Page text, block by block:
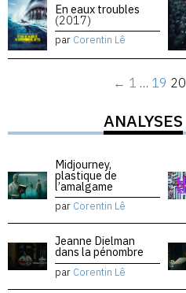
En eaux troubles
(2017)
par Corentin Lê
← 1 … 19 20
ANALYSES
Midjourney,
plastique de
l’amalgame
par Corentin Lê
Jeanne Dielman
dans la pénombre
par Corentin Lê